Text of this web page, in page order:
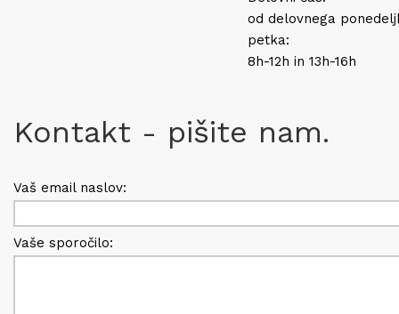
od delovnega
petka:
8h-12h in 13h-16h
Kontakt - pišite nam.
Vaš email naslov:
Vaše sporočilo: